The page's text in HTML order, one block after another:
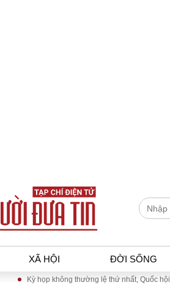
XÃ HỘI ĐỜI SỐNG
Kỳ họp không thường lệ thứ nhất, Quốc hội khóa XVI